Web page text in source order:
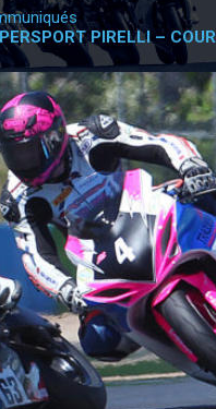
à la billetterie
PIRELLI –